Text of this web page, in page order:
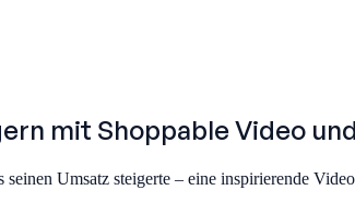
mit Shoppable Video
Umsatz steigerte – eine inspirierende